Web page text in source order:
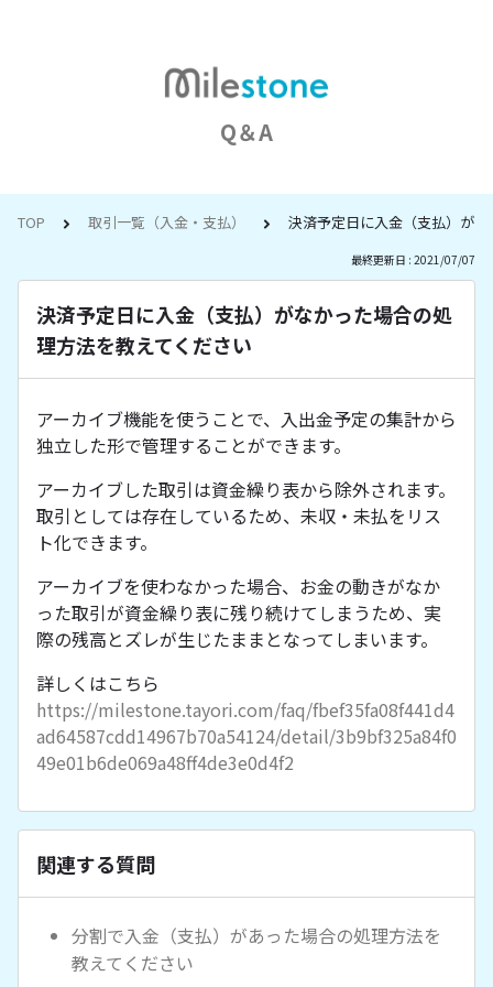
Q＆A
TOP 取引一覧（入金・支払） 決済予定日に入金（支払）が
最終更新日 : 2021/07/07
決済予定日に入金（支払）がなかった場合の処
理方法を教えてください
アーカイブ機能を使うことで、入出金予定の集計から
独立した形で管理することができます。
アーカイブした取引は資金繰り表から除外されます。
取引としては存在しているため、未収・未払をリス
ト化できます。
アーカイブを使わなかった場合、お金の動きがなか
った取引が資金繰り表に残り続けてしまうため、実
際の残高とズレが生じたままとなってしまいます。
詳しくはこちら
https://milestone.tayori.com/faq/fbef35fa08f441d4
ad64587cdd14967b70a54124/detail/3b9bf325a84f0
49e01b6de069a48ff4de3e0d4f2
関連する質問
分割で入金（支払）があった場合の処理方法を
教えてください